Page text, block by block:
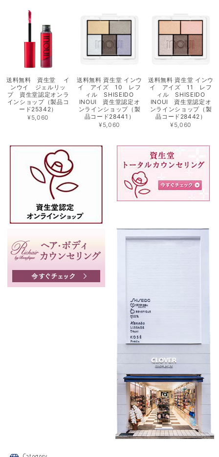
送料無料 資生堂 イ
ンウイ ジェルリッ
プ 資生堂認定オンラ
インショップ（製品コ
ード25342）
¥5,060
送料無料 資生堂 インウ
イ アイズ 10 レフ
ィル SHISEIDO
INOUI 資生堂認定オ
ンラインショップ（製
品コード28441）
¥5,060
送料無料 資生堂 インウ
イ アイズ 11 レフ
ィル SHISEIDO
INOUI 資生堂認定オ
ンラインショップ（製
品コード28442）
¥5,060